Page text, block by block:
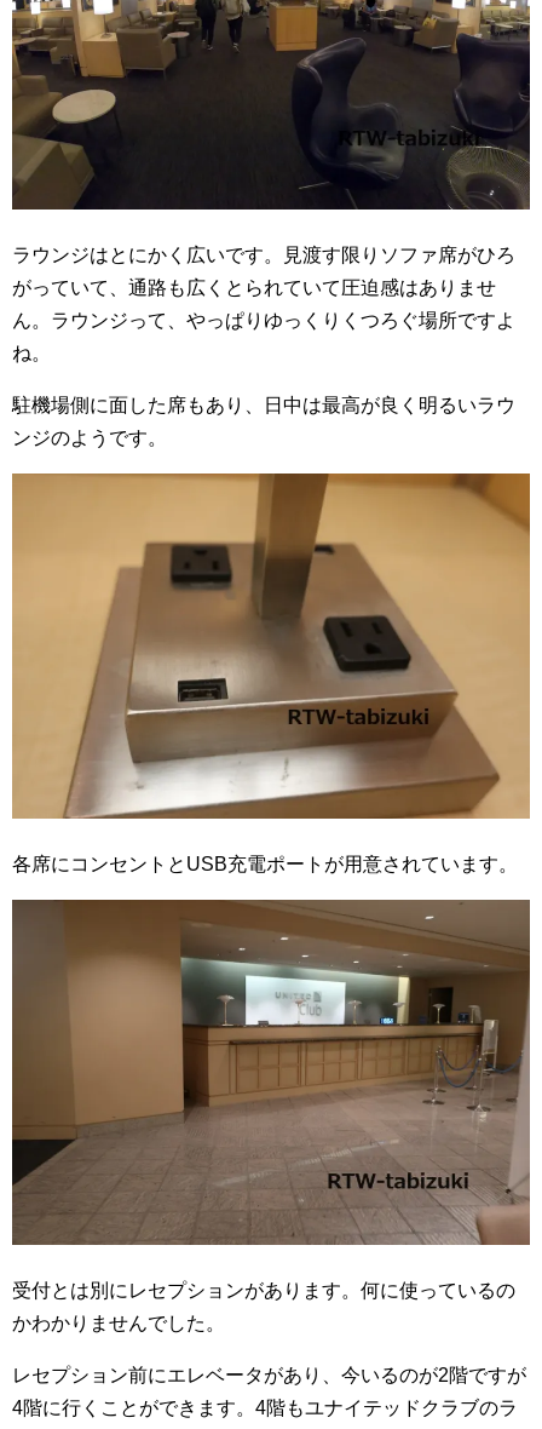
ラウンジはとにかく広いです。見渡す限りソファ席がひろ
がっていて、通路も広くとられていて圧迫感はありませ
ん。ラウンジって、やっぱりゆっくりくつろぐ場所ですよ
ね。
駐機場側に面した席もあり、日中は最高が良く明るいラウ
ンジのようです。
各席にコンセントとUSB充電ポートが用意されています。
受付とは別にレセプションがあります。何に使っているの
かわかりませんでした。
レセプション前にエレベータがあり、今いるのが2階ですが
4階に行くことができます。4階もユナイテッドクラブのラ